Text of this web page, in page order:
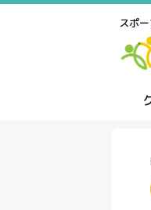
スポ